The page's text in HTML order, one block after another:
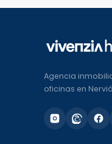
Agencia
oficinas en